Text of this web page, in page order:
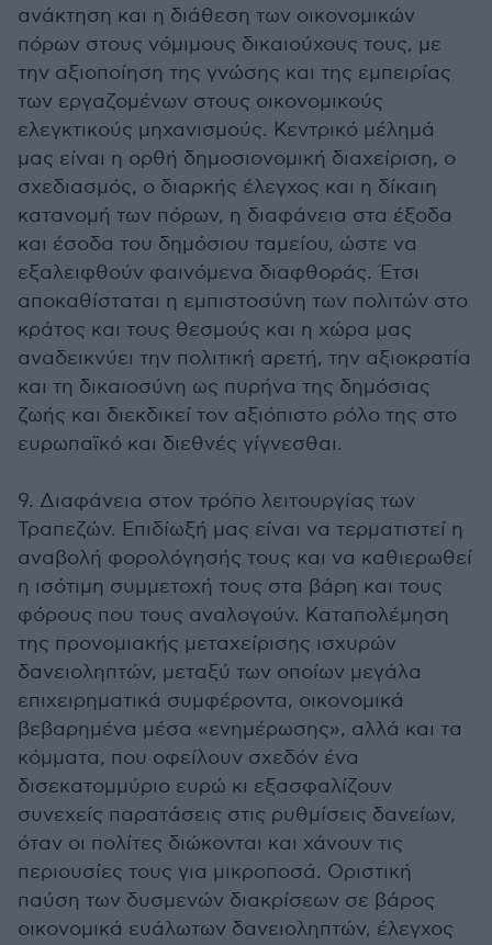
ανάκτηση και η διάθεση των οικονομικών
πόρων στους νόμιμους δικαιούχους τους, με
την αξιοποίηση της γνώσης και της εμπειρίας
των εργαζομένων στους οικονομικούς
ελεγκτικούς μηχανισμούς. Κεντρικό μέλημά
μας είναι η ορθή δημοσιονομική διαχείριση, ο
σχεδιασμός, ο διαρκής έλεγχος και η δίκαιη
κατανομή των πόρων, η διαφάνεια στα έξοδα
και έσοδα του δημόσιου ταμείου, ώστε να
εξαλειφθούν φαινόμενα διαφθοράς. Έτσι
αποκαθίσταται η εμπιστοσύνη των πολιτών στο
κράτος και τους θεσμούς και η χώρα μας
αναδεικνύει την πολιτική αρετή, την αξιοκρατία
και τη δικαιοσύνη ως πυρήνα της δημόσιας
ζωής και διεκδικεί τον αξιόπιστο ρόλο της στο
ευρωπαϊκό και διεθνές γίγνεσθαι.
9. Διαφάνεια στον τρόπο λειτουργίας των
Τραπεζών. Επιδίωξή μας είναι να τερματιστεί η
αναβολή φορολόγησής τους και να καθιερωθεί
η ισότιμη συμμετοχή τους στα βάρη και τους
φόρους που τους αναλογούν. Καταπολέμηση
της προνομιακής μεταχείρισης ισχυρών
δανειοληπτών, μεταξύ των οποίων μεγάλα
επιχειρηματικά συμφέροντα, οικονομικά
βεβαρημένα μέσα «ενημέρωσης», αλλά και τα
κόμματα, που οφείλουν σχεδόν ένα
δισεκατομμύριο ευρώ κι εξασφαλίζουν
συνεχείς παρατάσεις στις ρυθμίσεις δανείων,
όταν οι πολίτες διώκονται και χάνουν τις
περιουσίες τους για μικροποσά. Οριστική
παύση των δυσμενών διακρίσεων σε βάρος
οικονομικά ευάλωτων δανειοληπτών, έλεγχος